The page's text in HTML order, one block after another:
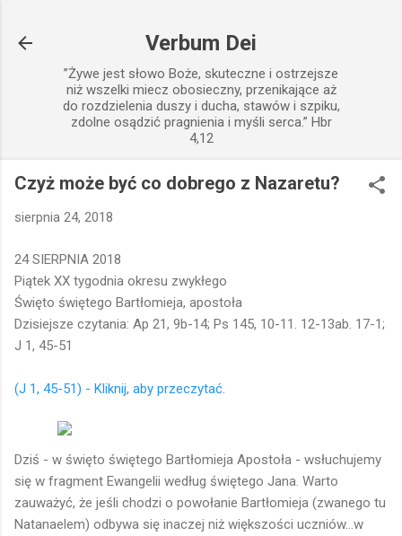
Verbum Dei
”Żywe jest słowo Boże, skuteczne i ostrzejsze
niż wszelki miecz obosieczny, przenikające aż
do rozdzielenia duszy i ducha, stawów i szpiku,
zdolne osądzić pragnienia i myśli serca.” Hbr
4,12
Czyż może być co dobrego z Nazaretu?
sierpnia 24, 2018
24 SIERPNIA 2018
Piątek XX tygodnia okresu zwykłego
Święto świętego Bartłomieja, apostoła
Dzisiejsze czytania: Ap 21, 9b-14; Ps 145, 10-11. 12-13ab. 17-1;
J 1, 45-51
(J 1, 45-51) - Kliknij, aby przeczytać.
Dziś - w święto świętego Bartłomieja Apostoła - wsłuchujemy
się w fragment Ewangelii według świętego Jana. Warto
zauważyć, że jeśli chodzi o powołanie Bartłomieja (zwanego tu
Natanaelem) odbywa się inaczej niż większości uczniów...w